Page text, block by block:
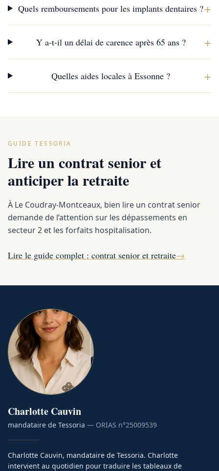
Quels remboursements pour les implants dentaires ?+
Y a-t-il un délai de carence après 65 ans ? +
Quelles aides locales à Essonne ? +
GUIDE TESSORIA
Lire un contrat senior et
anticiper la retraite
À Le Coudray-Montceaux, bien lire un contrat senior
demande de l’attention sur les dépassements en
secteur 2 et les forfaits hospitalisation.
Lire le guide complet : contrat senior et retraite→
Charlotte Cauvin
mandataire de Tessoria — ORIAS n°25009539
Charlotte Cauvin, mandataire de Tessoria. Charlotte
intervient au quotidien pour traduire les tableaux de